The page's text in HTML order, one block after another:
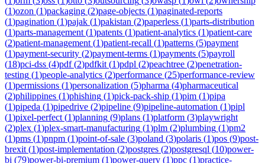
(1)ozon (1)packaging (2)page-objects (1)paginated-reports
(1)pagination (1)pajak (1)pakistan (2)paperless (1)parts-distribution
(1)parts-management (1)patents (1)patient-analytics (1)patient-care
(2)patient-management (1)patient-recall (1)patterns (5)payment
(1)payment-security (2)payment-terms (1)payments (5)payroll
(18)pci-dss (4)pdf(2)pdfkit (1)pdpl (2)peachtree (2)penetration-
testing (1)people-analytics (2)performance (25)performance-review
(1)permissions (1)personalization (5)pharma (4)pharmaceutical
(2)philippines (1)phishing (1)pick-pack-ship (1)pim (1)pipa
(1)pipeda (1)pipedrive (2)pipeline (9)pipeline-automation (1)pipl
(1)pixel-perfect (1)planning (9)plans (1)platform (3)playwright
(2)plex (1)plex-smart-manufacturing (1)plm (2)plumbing (1)pm2
(1)pms (1)pnpm (1)point-of-sale (3)poland (3)polaris (1)pos (9)post-
brexit (1)post-implementation (2)postgres (2)postgresql (10)power-
bi (79)power-bi-premium (1)power-query (1)ppc (1)practice-